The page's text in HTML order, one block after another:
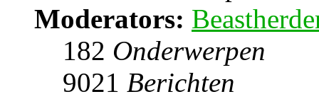
Moderators:
182 Onderwerpen
9021 Berichten